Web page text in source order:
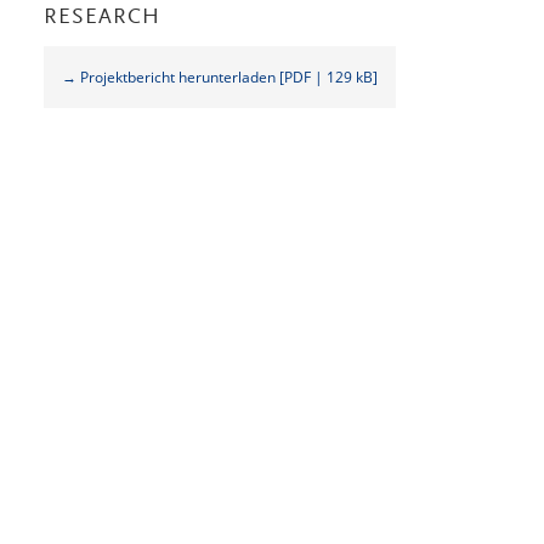
RESEARCH
→ Projektbericht herunterladen [PDF | 129 kB]